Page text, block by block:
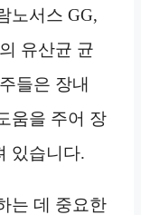
노서스 GG,
유산균 균
들은 장내
움을 주어 장
있습니다.
는 데 중요한